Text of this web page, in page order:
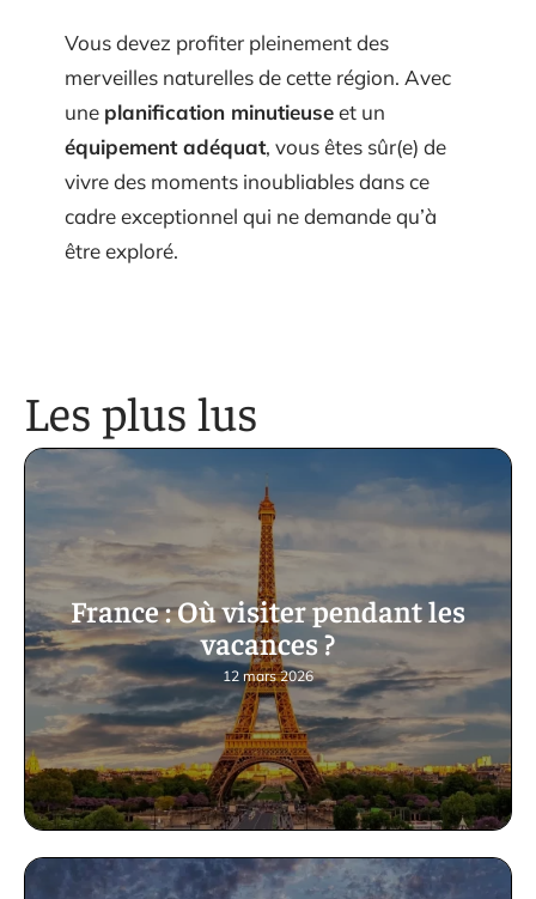
Vous devez profiter pleinement des
merveilles naturelles de cette région. Avec
une planification minutieuseet un
équipement adéquat, vous êtes sûr(e) de
vivre des moments inoubliables dans ce
cadre exceptionnel qui ne demande qu’à
être exploré.
Les plus lus
France : Où visiter pendant les
vacances ?
12 mars 2026